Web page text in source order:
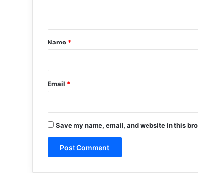
*
Name *
Email *
Save my name, email, and website in this